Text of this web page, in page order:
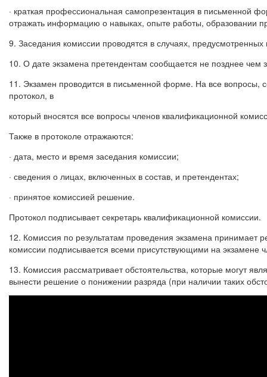
· краткая профессиональная самопрезентация в письменной
отражать информацию о навыках, опыте работы, образовании
9. Заседания комиссии проводятся в случаях,
10. О дате экзамена претендентам сообщается не позднее чем
11. Экзамен проводится в письменной форме. На все вопросы,
протокол, в
который вносятся все вопросы членов квалификационной
Также в протоколе отражаются:
· дата, место и время заседания комиссии;
· сведения о лицах, включенных в состав, и претендентах;
· принятое комиссией решение.
Протокол подписывает секретарь квалификационной комиссии.
12. Комиссия по результатам проведения экзамена
комиссии подписывается всеми присутствующими на
13. Комиссия рассматривает обстоятельства, которые могут
вынести решение о понижении разряда (при наличии таких